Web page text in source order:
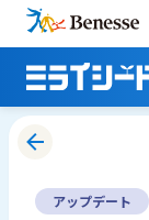
アップデート